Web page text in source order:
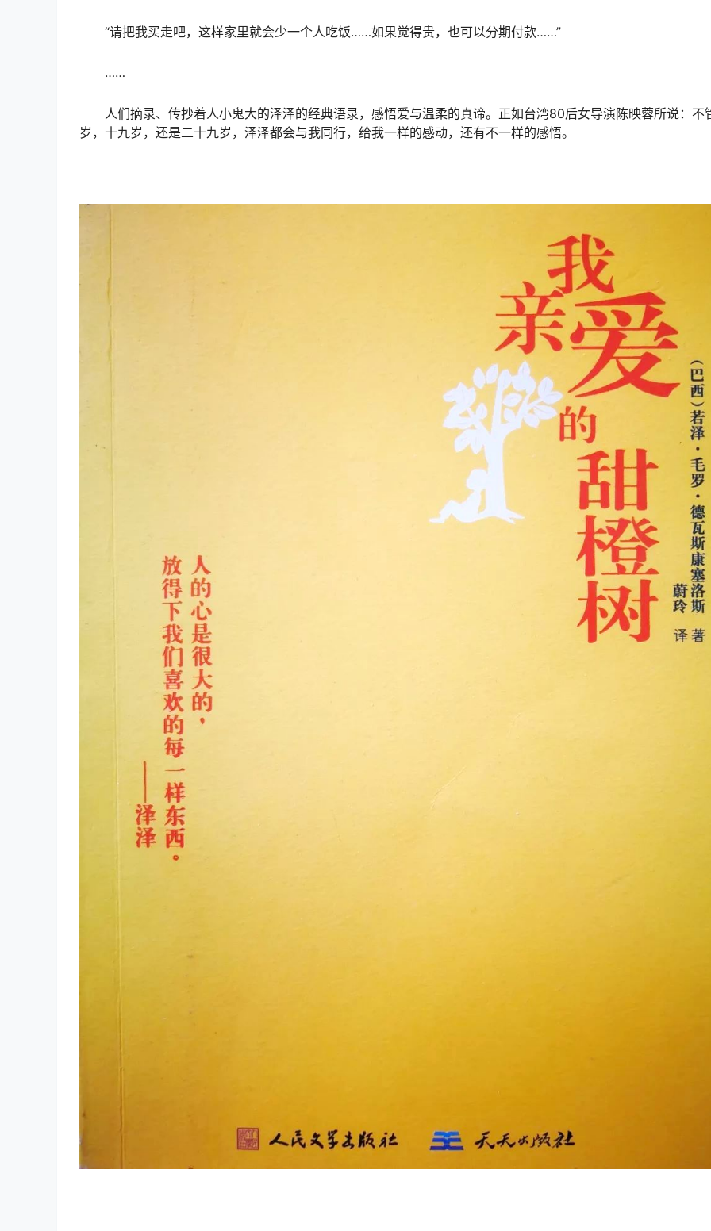
“请把我买走吧，这样家里就会少一个人吃饭……如果觉得贵，也可以分期付款……”
……
人们摘录、传抄着人小鬼大的泽泽的经典语录，感悟爱与温柔的真谛。正如台湾80后女导演陈映蓉所说：不
岁，十九岁，还是二十九岁，泽泽都会与我同行，给我一样的感动，还有不一样的感悟。